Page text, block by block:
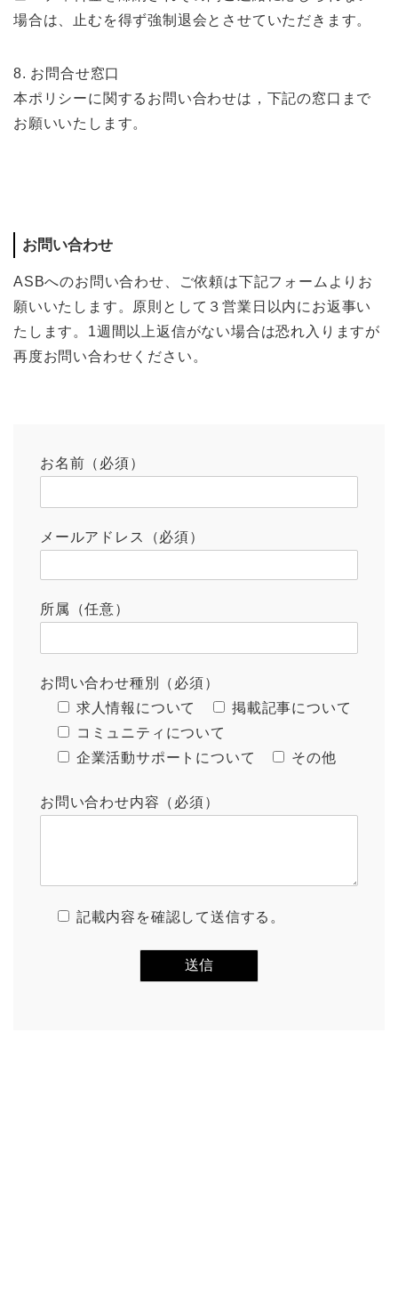
場合は、止むを得ず強制退会とさせていただきます。
8. お問合せ窓口
本ポリシーに関するお問い合わせは，下記の窓口まで
お願いいたします。
お問い合わせ
ASBへのお問い合わせ、ご依頼は下記フォームよりお
願いいたします。原則として３営業日以内にお返事い
たします。1週間以上返信がない場合は恐れ入りますが
再度お問い合わせください。
お名前（必須）
メールアドレス（必須）
所属（任意）
お問い合わせ種別（必須）
求人情報について
掲載記事について
コミュニティについて
企業活動サポートについて
その他
お問い合わせ内容（必須）
記載内容を確認して送信する。